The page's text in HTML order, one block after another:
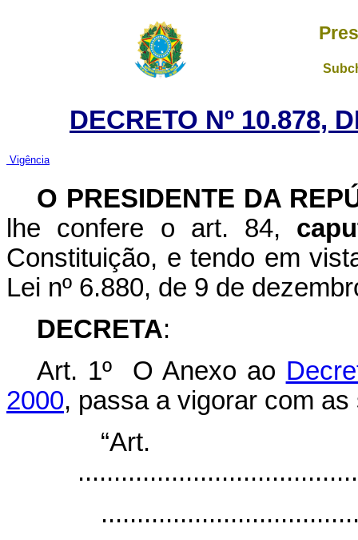
DECRETO Nº 10.878,
Vigência
O PRESIDENTE DA
lhe confere o art. 84,
Constituição, e tendo em
Lei nº 6.880, de 9 de
DECRETA:
Art. 1º O Anexo ao
2000, passa a vigorar com